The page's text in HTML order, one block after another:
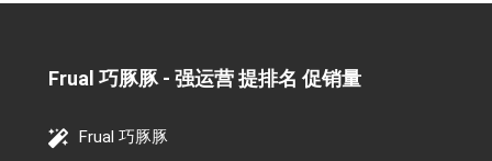
Frual 巧豚豚 - 强运营 提排名 促销量​
Frual 巧豚豚